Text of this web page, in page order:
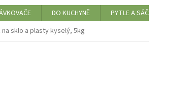
DO KUCHYNĚ PYTLE A SÁČKY
sklo a plasty kyselý, 5kg